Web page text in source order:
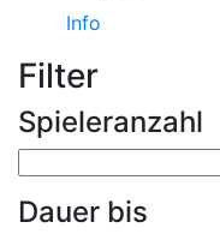
Info
Filter
Spieleranzahl
Dauer bis